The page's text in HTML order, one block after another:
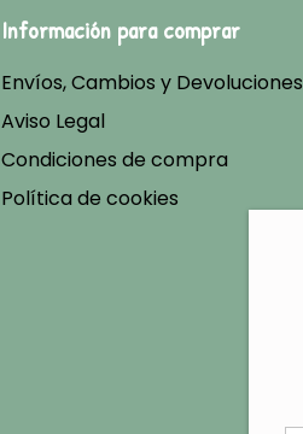
Información para comprar
Envíos, Cambios y Devoluciones
Aviso Legal
Condiciones de compra
Política de cookies